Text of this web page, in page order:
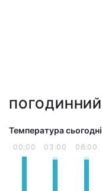
Температура
00:00 03:00 06:00